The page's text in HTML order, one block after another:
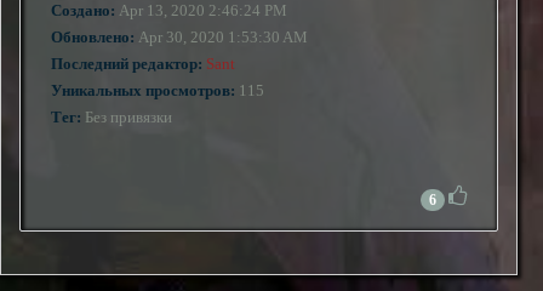
Создано: Apr 13, 2020 2:46:24 PM
Обновлено: Apr 30, 2020 1:53:30 AM
Последний редактор: Sant
Уникальных просмотров: 115
Тег: Без привязки
6